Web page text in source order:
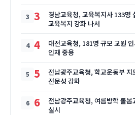
3
경남교육청, 교육복지사 133명
교육복지 강화 나서
4
대전교육청, 181명 규모 교원
인재 중용
5
전남광주교육청, 학교운동부
전문성 강화
6
전남광주교육청, 여름방학 돌봄
실시